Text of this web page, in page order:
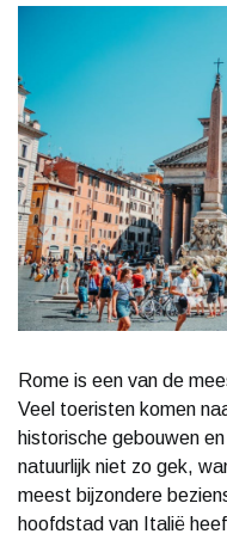
Rome is een van de
Veel toeristen komen
historische gebouwen
natuurlijk niet zo gek,
meest bijzondere
hoofdstad van Italië